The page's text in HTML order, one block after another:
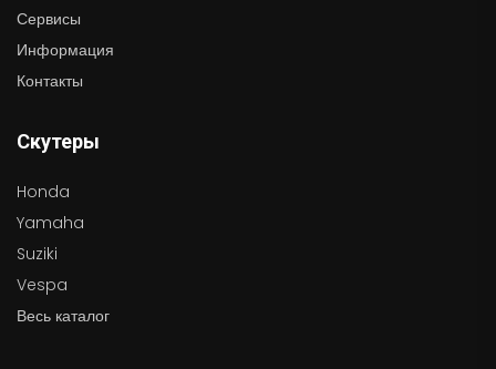
Сервисы
Информация
Контакты
Скутеры
Honda
Yamaha
Suziki
Vespa
Весь каталог